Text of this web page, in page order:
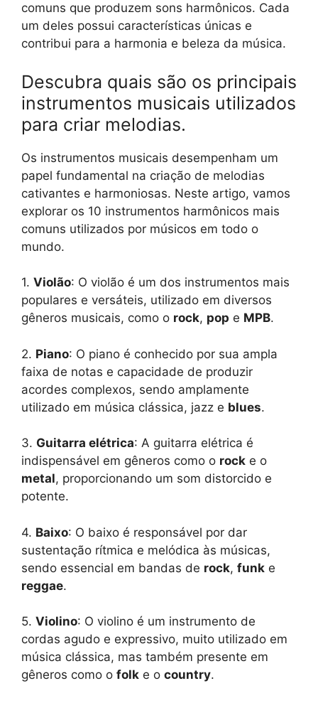
comuns que produzem sons harmônicos. Cada
um deles possui características únicas e
contribui para a harmonia e beleza da música.
Descubra quais são os principais
instrumentos musicais utilizados
para criar melodias.
Os instrumentos musicais desempenham um
papel fundamental na criação de melodias
cativantes e harmoniosas. Neste artigo, vamos
explorar os 10 instrumentos harmônicos mais
comuns utilizados por músicos em todo o
mundo.
1. Violão: O violão é um dos instrumentos mais
populares e versáteis, utilizado em diversos
gêneros musicais, como o rock, pop e MPB.
2. Piano: O piano é conhecido por sua ampla
faixa de notas e capacidade de produzir
acordes complexos, sendo amplamente
utilizado em música clássica, jazz e blues.
3. Guitarra elétrica: A guitarra elétrica é
indispensável em gêneros como o rock e o
metal, proporcionando um som distorcido e
potente.
4. Baixo: O baixo é responsável por dar
sustentação rítmica e melódica às músicas,
sendo essencial em bandas de rock, funk e
reggae.
5. Violino: O violino é um instrumento de
cordas agudo e expressivo, muito utilizado em
música clássica, mas também presente em
gêneros como o folk e o country.